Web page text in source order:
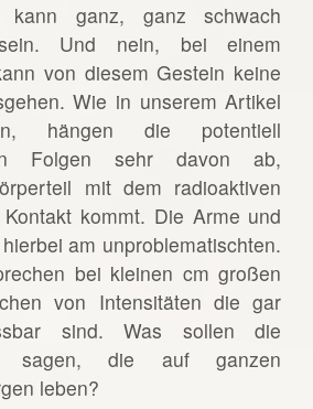
ganz, ganz schwach
Und nein, bei einem
von diesem Gestein keine
Wie in unserem Artikel
hängen die potentiell
Folgen sehr davon ab,
mit dem radioaktiven
kommt. Die Arme und
am unproblematischten.
bei kleinen cm großen
von Intensitäten die gar
sind. Was sollen die
sagen, die auf ganzen
leben?